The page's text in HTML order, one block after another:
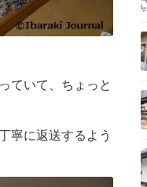
ていて、ちょっと
寧に返送するよう